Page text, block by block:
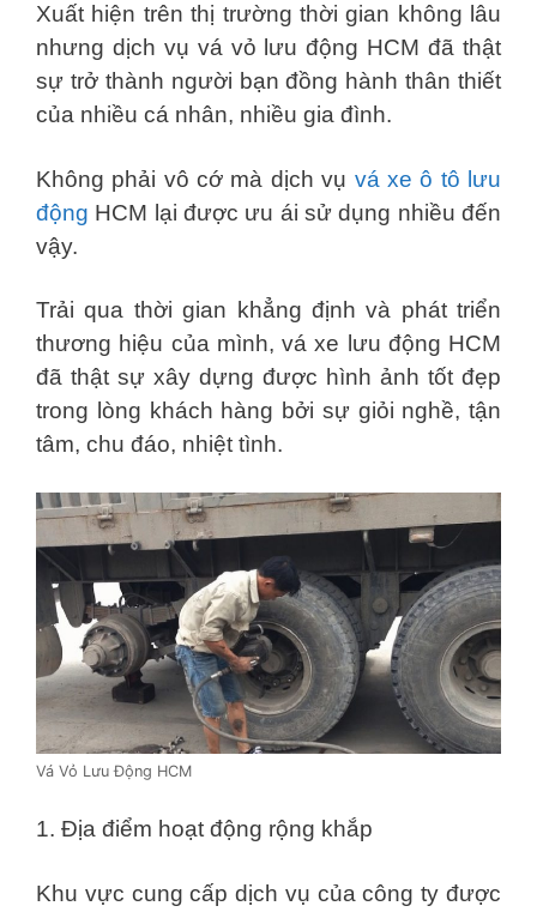
Xuất hiện trên thị trường thời gian không lâu
nhưng dịch vụ vá vỏ lưu động HCM đã thật
sự trở thành người bạn đồng hành thân thiết
của nhiều cá nhân, nhiều gia đình.
Không phải vô cớ mà dịch vụ vá xe ô tô lưu
động HCM lại được ưu ái sử dụng nhiều đến
vậy.
Trải qua thời gian khẳng định và phát triển
thương hiệu của mình, vá xe lưu động HCM
đã thật sự xây dựng được hình ảnh tốt đẹp
trong lòng khách hàng bởi sự giỏi nghề, tận
tâm, chu đáo, nhiệt tình.
Vá Vỏ Lưu Động HCM
1. Địa điểm hoạt động rộng khắp
Khu vực cung cấp dịch vụ của công ty được